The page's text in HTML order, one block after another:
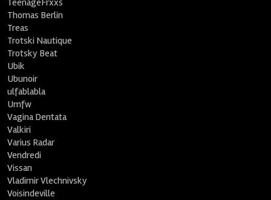
TeenageFrxxs
Thomas Berlin
Treas
Trotski Nautique
Trotsky Beat
Ubik
Ubunoir
ulfablabla
Umfw
Vagina Dentata
Valkiri
Varius Radar
Vendredi
Vissan
Vladimir Vlechnivsky
Voisindeville